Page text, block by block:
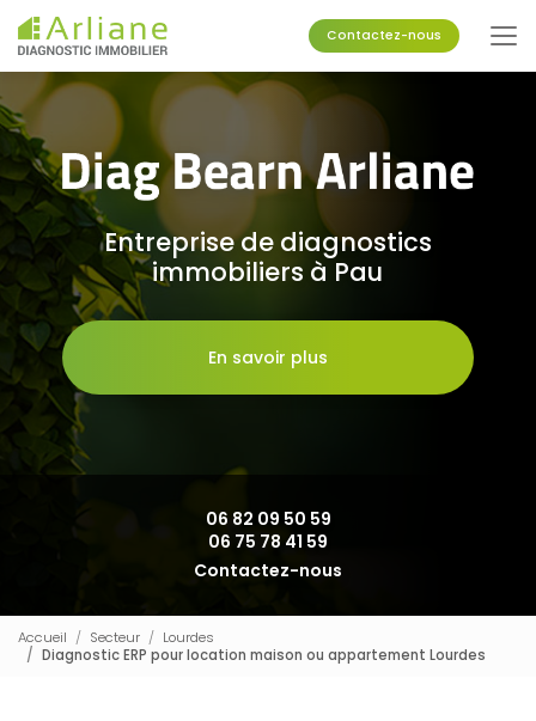
Aller
au
contenu
principal
Contactez-nous
Entreprise de diagnostics
immobiliers à Pau
En savoir plus
06 82 09 50 59
06 75 78 41 59
Contactez-nous
Accueil Secteur
Lourdes
Diagnostic ERP pour location maison ou appartement Lourdes